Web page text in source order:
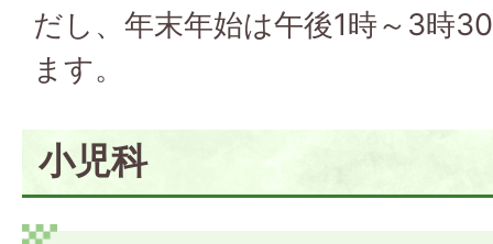
だし、年末年始は午後1時～3時
ます。
小児科